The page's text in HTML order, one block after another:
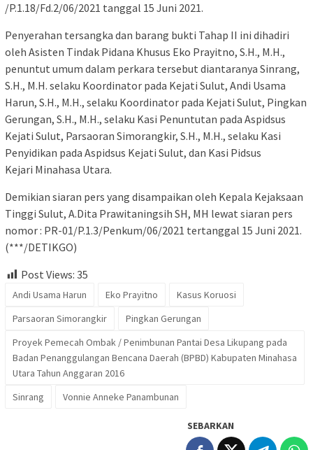
/P.1.18/Fd.2/06/2021 tanggal 15 Juni 2021.
Penyerahan tersangka dan barang bukti Tahap II ini dihadiri
oleh Asisten Tindak Pidana Khusus Eko Prayitno, S.H., M.H.,
penuntut umum dalam perkara tersebut diantaranya Sinrang,
S.H., M.H. selaku Koordinator pada Kejati Sulut, Andi Usama
Harun, S.H., M.H., selaku Koordinator pada Kejati Sulut, Pingkan
Gerungan, S.H., M.H., selaku Kasi Penuntutan pada Aspidsus
Kejati Sulut, Parsaoran Simorangkir, S.H., M.H., selaku Kasi
Penyidikan pada Aspidsus Kejati Sulut, dan Kasi Pidsus
Kejari Minahasa Utara.
Demikian siaran pers yang disampaikan oleh Kepala Kejaksaan
Tinggi Sulut, A.Dita Prawitaningsih SH, MH lewat siaran pers
nomor : PR-01/P.1.3/Penkum/06/2021 tertanggal 15 Juni 2021.
(***/DETIKGO)
Post Views: 35
Andi Usama Harun Eko Prayitno
Kasus Koruosi
Parsaoran Simorangkir
Pingkan Gerungan
Proyek Pemecah Ombak / Penimbunan Pantai Desa Likupang pada
Badan Penanggulangan Bencana Daerah (BPBD) Kabupaten Minahasa
Utara Tahun Anggaran 2016
Sinrang
Vonnie Anneke Panambunan
SEBARKAN